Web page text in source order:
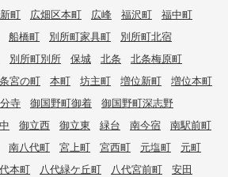
町 広畑区本町 広峰 福沢町
福中町
船橋町 別所町家具町
別所町北宿
別所町別所 保城 北条
北条梅原町
宮の町 本町 坊主町 増位新町
増位本町
寺 御国野町御着
御国野町深志野
御立西 御立東 緑台 南今宿
南駅前町
南八代町 宮上町 宮西町 元塩町
元町
本町 八代緑ケ丘町 八代宮前町
安田